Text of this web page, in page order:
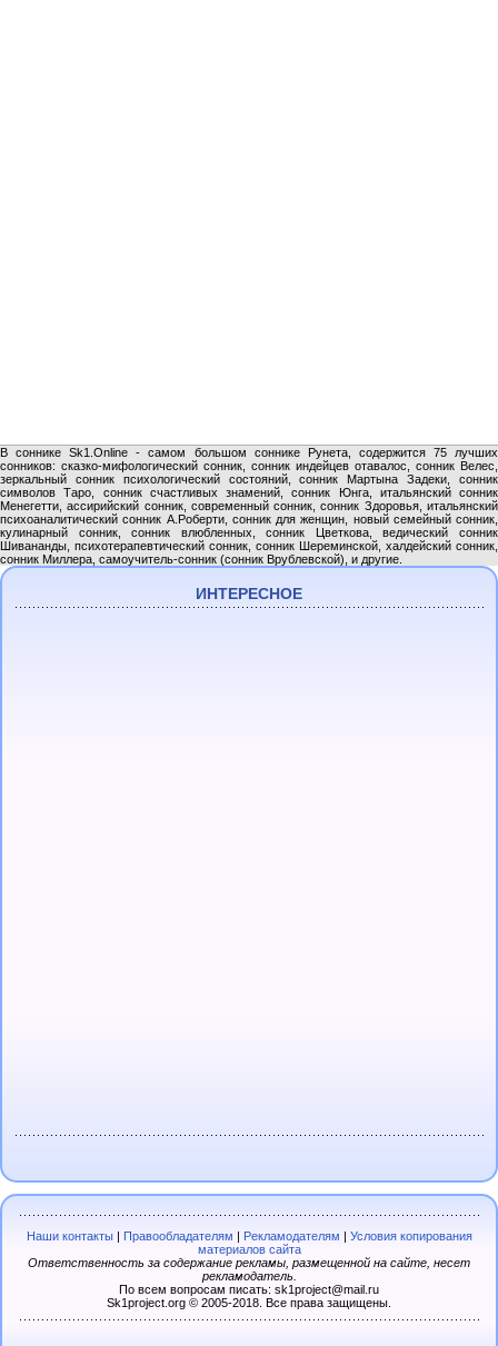
В соннике Sk1.Online - самом большом соннике Рунета, содержится 75 лучших
сонников: сказко-мифологический сонник, сонник индейцев отавалос, сонник Велес,
зеркальный сонник психологический состояний, сонник Мартына Задеки, сонник
символов Таро, сонник счастливых знамений, сонник Юнга, итальянский сонник
Менегетти, ассирийский сонник, современный сонник, сонник Здоровья, итальянский
психоаналитический сонник А.Роберти, сонник для женщин, новый семейный сонник,
кулинарный сонник, сонник влюбленных, сонник Цветкова, ведический сонник
Шивананды, психотерапевтический сонник, сонник Шереминской, халдейский сонник,
сонник Миллера, самоучитель-сонник (сонник Врублевской), и другие.
ИНТЕРЕСНОЕ
Наши контакты| Правообладателям Рекламодателям
Условия копирования
материалов сайта
Ответственность за содержание рекламы, размещенной на сайте, несет
рекламодатель.
По всем вопросам писать: sk1project@mail.ru
Sk1project.org © 2005-2018. Все права защищены.